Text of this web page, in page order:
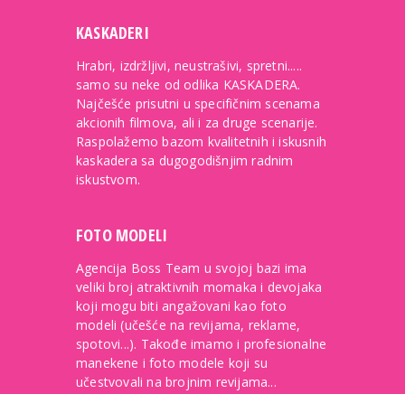
KASKADERI
Hrabri, izdržljivi, neustrašivi, spretni.....
samo su neke od odlika KASKADERA.
Najčešće prisutni u specifičnim scenama
akcionih filmova, ali i za druge scenarije.
Raspolažemo bazom kvalitetnih i iskusnih
kaskadera sa dugogodišnjim radnim
iskustvom.
FOTO MODELI
Agencija Boss Team u svojoj bazi ima
veliki broj atraktivnih momaka i devojaka
koji mogu biti angažovani kao foto
modeli (učešće na revijama, reklame,
spotovi...). Takođe imamo i profesionalne
manekene i foto modele koji su
učestvovali na brojnim revijama...